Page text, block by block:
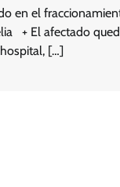
en el
+ El afectado
[…]